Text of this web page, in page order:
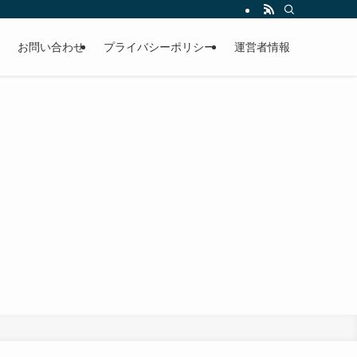
お問い合わせ プライバシーポリシー 運営者情報